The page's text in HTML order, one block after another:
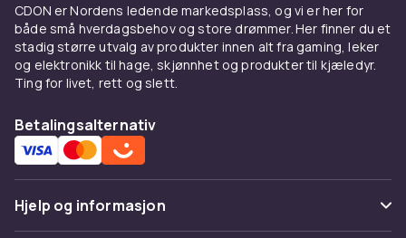
CDON er Nordens ledende markedsplass, og vi er her for
både små hverdagsbehov og store drømmer. Her finner du et
stadig større utvalg av produkter innen alt fra gaming, leker
og elektronikk til hage, skjønnhet og produkter til kjæledyr.
Ting for livet, rett og slett.
Betalingsalternativ
Hjelp og informasjon